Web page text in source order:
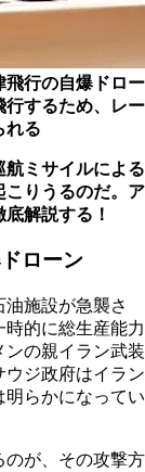
飛行の自爆ドロー
行するため、レー
れる
ミサイルによる
こりうるのだ。ア
解説する！
ローン
施設が急襲さ
的に総生産能力
の親イラン武装
ジ政府はイラン
らかになってい
のが、その攻撃方